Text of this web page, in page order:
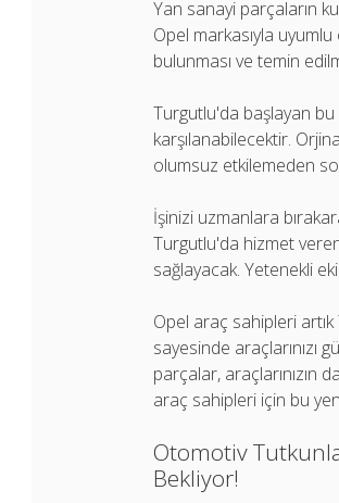
Yan sanayi parçaların
Opel markasıyla
bulunması ve temin
Turgutlu'da başlayan bu
karşılanabilecektir.
olumsuz etkilemeden
İşinizi uzmanlara
Turgutlu'da hizmet
sağlayacak. Yetenekli
Opel araç sahipleri
sayesinde araçlarınızı
parçalar, araçlarınızın
araç sahipleri için bu
Otomotiv
Bekliyor!